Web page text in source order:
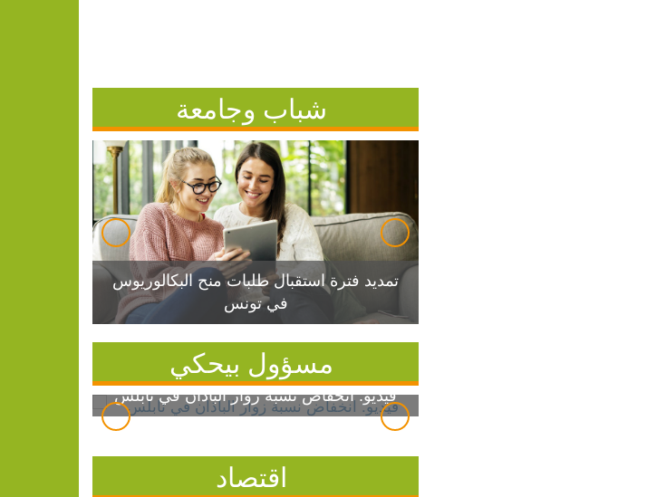
شباب وجامعة
تمديد فترة استقبال طلبات منح البكالوريوس
في تونس
مسؤول بيحكي
فيديو: انخفاض نسبة زوار الباذان في نابلس
اقتصاد